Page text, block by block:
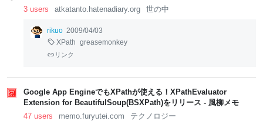
3 users atkatanto.hatenadiary.org 世の中
rikuo 2009/04/03
XPath greasemonkey
リンク
Google App EngineでもXPathが使える！XPathEvaluator
Extension for BeautifulSoup(BSXPath)をリリース - 風柳メモ
47 users
memo.furyutei.com テクノロジー